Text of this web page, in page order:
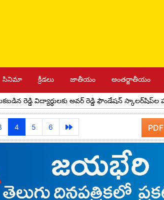
సినిమా క్రీడలు జాతీయం అంతర్జాతీయం
విద్యార్థులకు అవర్ రెడ్డి ఫౌండేషన్ స్కాలర్‌షిప్‌ల పంపిణీ
4 5 6 PDF